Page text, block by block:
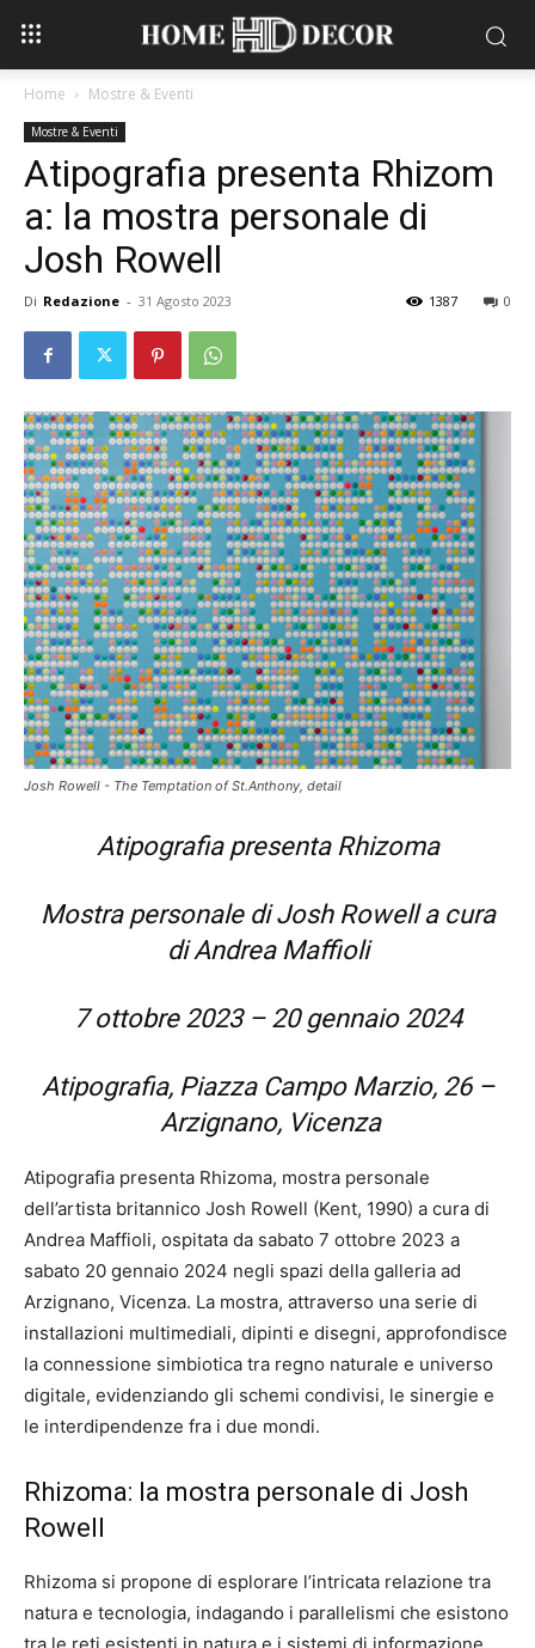
Home Mostre & Eventi
Mostre & Eventi
Atipografia presenta Rhizom
a: la mostra personale di
Josh Rowell
Di Redazione - 31 Agosto 2023 0
1387
Josh Rowell - The Temptation of St.Anthony, detail
Atipografia presenta Rhizoma
Mostra personale di Josh Rowell a cura
di Andrea Maffioli
7 ottobre 2023 – 20 gennaio 2024
Atipografia, Piazza Campo Marzio, 26 –
Arzignano, Vicenza
Atipografia presenta Rhizoma, mostra personale
dell’artista britannico Josh Rowell (Kent, 1990) a cura di
Andrea Maffioli, ospitata da sabato 7 ottobre 2023 a
sabato 20 gennaio 2024 negli spazi della galleria ad
Arzignano, Vicenza. La mostra, attraverso una serie di
installazioni multimediali, dipinti e disegni, approfondisce
la connessione simbiotica tra regno naturale e universo
digitale, evidenziando gli schemi condivisi, le sinergie e
le interdipendenze fra i due mondi.
Rhizoma: la mostra personale di Josh
Rowell
Rhizoma si propone di esplorare l’intricata relazione tra
natura e tecnologia, indagando i parallelismi che esistono